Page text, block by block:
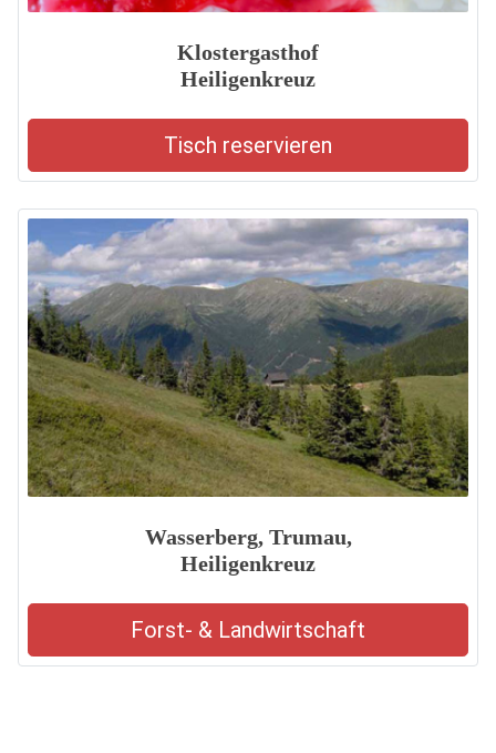
Klostergasthof
Heiligenkreuz
Tisch reservieren
Wasserberg, Trumau,
Heiligenkreuz
Forst- & Landwirtschaft